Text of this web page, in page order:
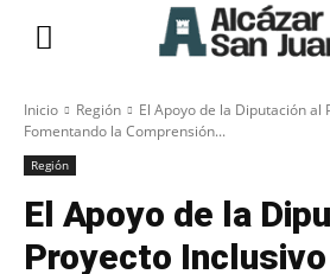
Inicio Región
El Apoyo de la Diputación al
Fomentando la Comprensión...
Región
El Apoyo de la
Proyecto Inclusivo